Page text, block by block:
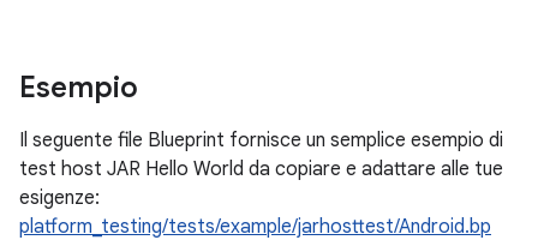
Esempio
Il seguente file Blueprint fornisce un semplice esempio di
test host JAR Hello World da copiare e adattare alle tue
esigenze:
platform_testing/tests/example/jarhosttest/Android.bp